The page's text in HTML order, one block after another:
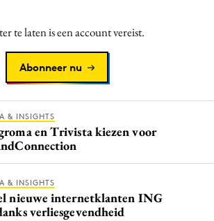
te laten is een account vereist.
Abonneer nu
& INSIGHTS
en Trivista kiezen voor
& INSIGHTS
nieuwe internetklanten ING
verliesgevendheid